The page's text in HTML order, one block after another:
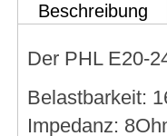
Beschreibung
Der PHL E20-
Belastbarkeit:
Impedanz: